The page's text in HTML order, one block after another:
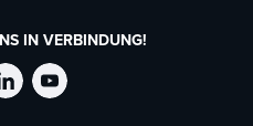
IN VERBINDUNG!
TechSmith
TechSmith